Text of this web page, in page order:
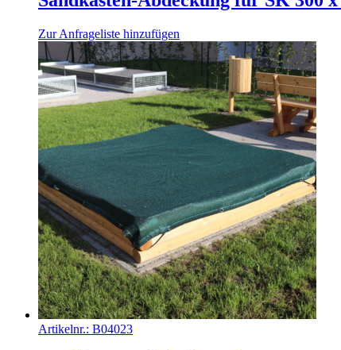
Zur Anfrageliste hinzufügen
Artikelnr.: B04023